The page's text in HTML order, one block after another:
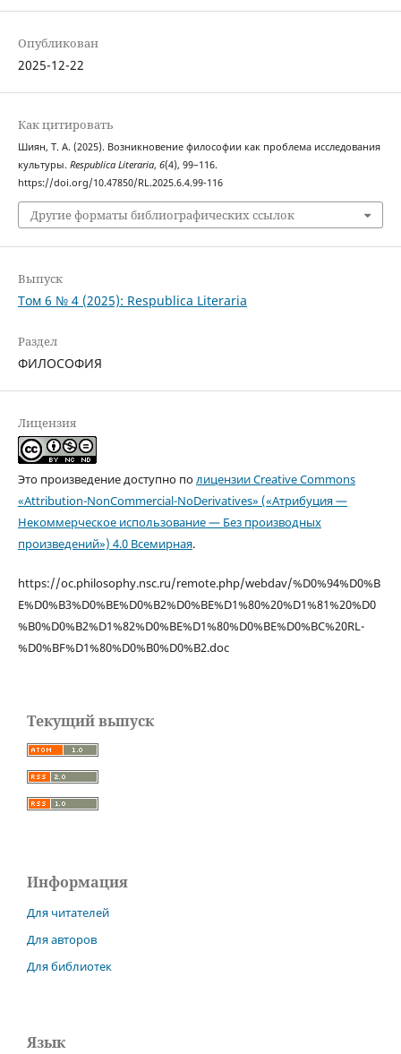
Опубликован
2025-12-22
Как цитировать
Шиян, Т. А. (2025). Возникновение философии как проблема исследования
культуры. Respublica Literaria, 6(4), 99–116.
https://doi.org/10.47850/RL.2025.6.4.99-116
Другие форматы библиографических ссылок
Выпуск
Том 6 № 4 (2025): Respublica Literaria
Раздел
ФИЛОСОФИЯ
Лицензия
Это произведение доступно по лицензии Creative Commons
«Attribution-NonCommercial-NoDerivatives» («Атрибуция —
Некоммерческое использование — Без производных
произведений») 4.0 Всемирная.
https://oc.philosophy.nsc.ru/remote.php/webdav/%D0%94%D0%B
E%D0%B3%D0%BE%D0%B2%D0%BE%D1%80%20%D1%81%20%D0
%B0%D0%B2%D1%82%D0%BE%D1%80%D0%BE%D0%BC%20RL-
%D0%BF%D1%80%D0%B0%D0%B2.doc
Текущий выпуск
Информация
Для читателей
Для авторов
Для библиотек
Язык